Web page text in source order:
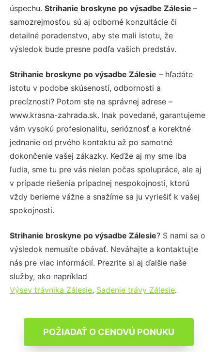
úspechu. Strihanie broskyne po výsadbe Zálesie –
samozrejmosťou sú aj odborné konzultácie či
detailné poradenstvo, aby ste mali istotu, že
výsledok bude presne podľa vašich predstáv.
Strihanie broskyne po výsadbe Zálesie – hľadáte
istotu v podobe skúseností, odbornosti a
precíznosti? Potom ste na správnej adrese –
www.krasna-zahrada.sk. Inak povedané, garantujeme
vám vysokú profesionalitu, serióznosť a korektné
jednanie od prvého kontaktu až po samotné
dokončenie vašej zákazky. Keďže aj my sme iba
ľudia, sme tu pre vás nielen počas spolupráce, ale aj
v prípade riešenia prípadnej nespokojnosti, ktorú
vždy berieme vážne a snažíme sa ju vyriešiť k vašej
spokojnosti.
Strihanie broskyne po výsadbe Zálesie? S nami sa o
výsledok nemusíte obávať. Neváhajte a kontaktujte
nás pre viac informácií. Prezrite si aj ďalšie naše
služby, ako napríklad
Výsev trávnika Zálesie, Sadenie trávy Zálesie.
POŽIADAŤ O CENOVÚ PONUKU